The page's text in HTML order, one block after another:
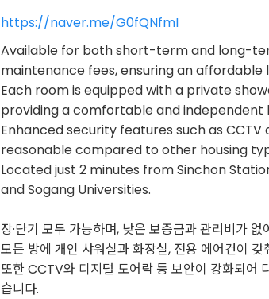
https://naver.me/G0fQNfmI
Available for both short-term and long-
maintenance fees, ensuring an affordable
Each room is equipped with a private
providing a comfortable and independent
Enhanced security features such as
reasonable compared to other housing
Located just 2 minutes from Sinchon
and Sogang Universities.
장·단기 모두 가능하며, 낮은 보증금과 관리비가 없
모든 방에 개인 샤워실과 화장실, 전용 에어컨이
또한 CCTV와 디지털 도어락 등 보안이 강화되어
습니다.